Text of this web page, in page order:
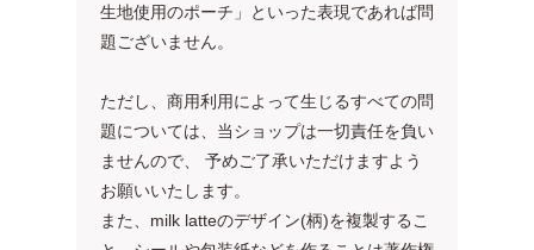
生地使用のポーチ」といった表現であれば問
題ございません。
ただし、商用利用によって生じるすべての問
題については、当ショップは一切責任を負い
ませんので、 予めご了承いただけますよう
お願いいたします。
また、milk latteのデザイン(柄)を複製するこ